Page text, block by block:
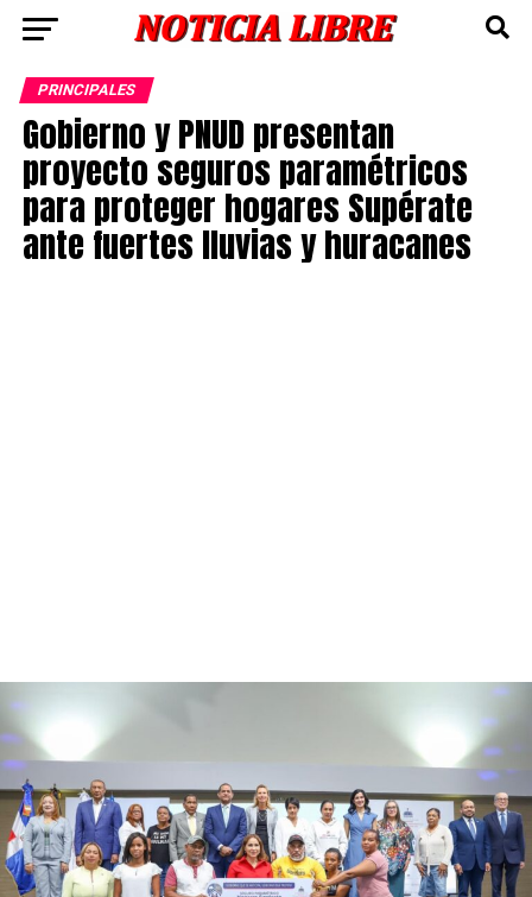
PRINCIPALES
Gobierno y PNUD presentan
proyecto seguros paramétricos
para proteger hogares Supérate
ante fuertes lluvias y huracanes